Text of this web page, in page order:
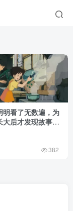
明看了无数遍，为
大后才发现故事根
年！
382